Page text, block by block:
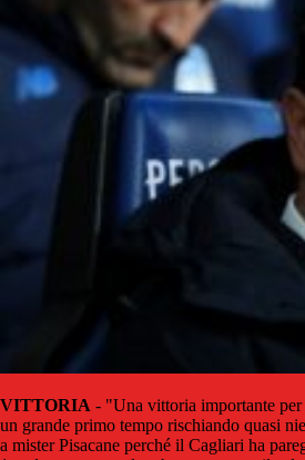
VITTORIA - "Una vittoria importante
un grande primo tempo rischiando quasi
a mister Pisacane perché il Cagliari ha